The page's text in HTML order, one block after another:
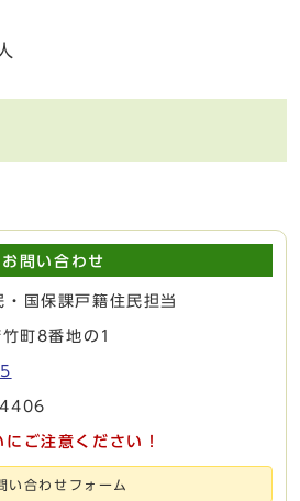
お問い合わせ
国保課戸籍住民担当
町8番地の1
ご注意ください！
い合わせフォーム